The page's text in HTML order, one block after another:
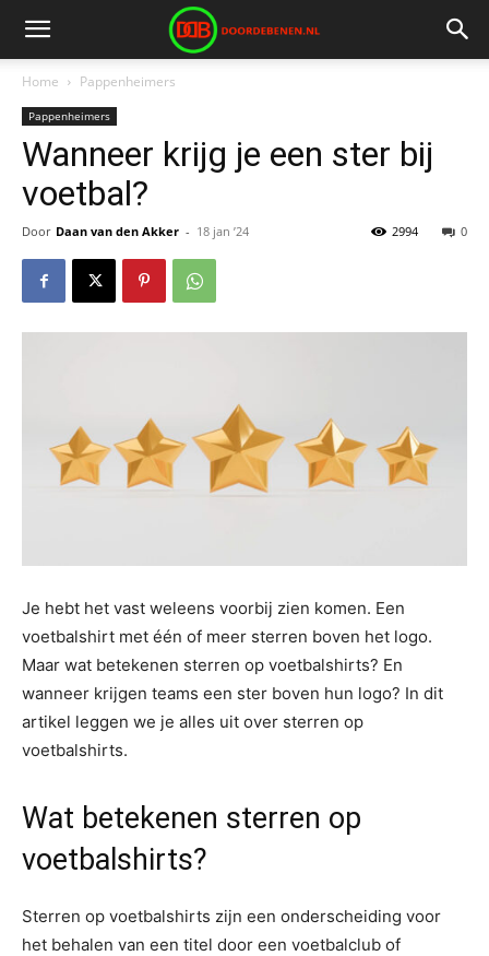
Home Pappenheimers
Pappenheimers
Wanneer krijg je een ster bij
voetbal?
Door Daan van den Akker - 18 jan ’24 0
2994
Je hebt het vast weleens voorbij zien komen. Een
voetbalshirt met één of meer sterren boven het logo.
Maar wat betekenen sterren op voetbalshirts? En
wanneer krijgen teams een ster boven hun logo? In dit
artikel leggen we je alles uit over sterren op
voetbalshirts.
Wat betekenen sterren op
voetbalshirts?
Sterren op voetbalshirts zijn een onderscheiding voor
het behalen van een titel door een voetbalclub of